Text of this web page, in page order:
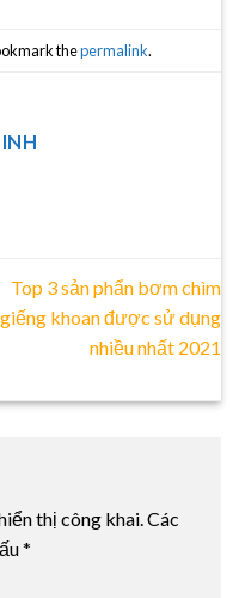
thepermalink.
Top 3 sản phẩn bơm chìm
giếng khoan được sử dụng
nhiều nhất 2021
thị công khai.Các
*